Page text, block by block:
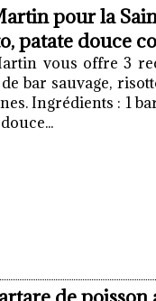
pour la
patate douce
vous offre 3
bar sauvage,
Ingrédients : 1